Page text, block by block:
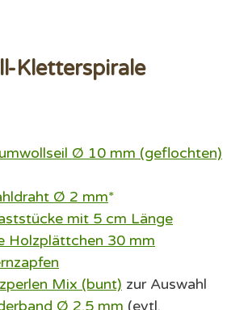
Kletterspirale
Ø 10 mm (geflochten)
Ø 2 mm
mit 5 cm Länge
Holzplättchen 30 mm
Mix (bunt) zur Auswahl
Ø 2,5 mm (evtl.